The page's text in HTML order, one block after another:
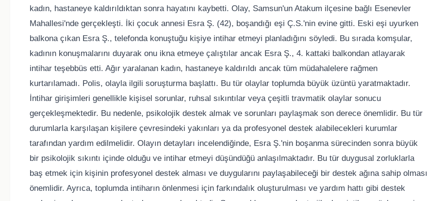
kadın, hastaneye kaldırıldıktan sonra hayatını kaybetti. Olay, Samsun'un Atakum ilçesine bağlı Esenevler
Mahallesi'nde gerçekleşti. İki çocuk annesi Esra Ş. (42), boşandığı eşi Ç.S.'nin evine gitti. Eski eşi uyurken
balkona çıkan Esra Ş., telefonda konuştuğu kişiye intihar etmeyi planladığını söyledi. Bu sırada komşular,
kadının konuşmalarını duyarak onu ikna etmeye çalıştılar ancak Esra Ş., 4. kattaki balkondan atlayarak
intihar teşebbüs etti. Ağır yaralanan kadın, hastaneye kaldırıldı ancak tüm müdahalelere rağmen
kurtarılamadı. Polis, olayla ilgili soruşturma başlattı. Bu tür olaylar toplumda büyük üzüntü yaratmaktadır.
İntihar girişimleri genellikle kişisel sorunlar, ruhsal sıkıntılar veya çeşitli travmatik olaylar sonucu
gerçekleşmektedir. Bu nedenle, psikolojik destek almak ve sorunları paylaşmak son derece önemlidir. Bu tür
durumlarla karşılaşan kişilere çevresindeki yakınları ya da profesyonel destek alabilecekleri kurumlar
tarafından yardım edilmelidir. Olayın detayları incelendiğinde, Esra Ş.'nin boşanma sürecinden sonra büyük
bir psikolojik sıkıntı içinde olduğu ve intihar etmeyi düşündüğü anlaşılmaktadır. Bu tür duygusal zorluklarla
baş etmek için kişinin profesyonel destek alması ve duygularını paylaşabileceği bir destek ağına sahip olması
önemlidir. Ayrıca, toplumda intiharın önlenmesi için farkındalık oluşturulması ve yardım hattı gibi destek